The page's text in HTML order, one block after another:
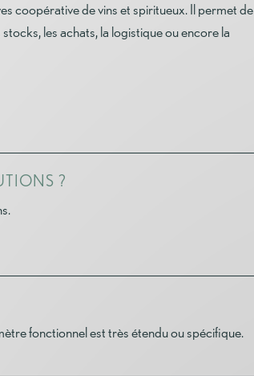
coopérative de vins et spiritueux. Il permet de
les achats, la logistique ou encore la
?
fonctionnel est très étendu ou spécifique.